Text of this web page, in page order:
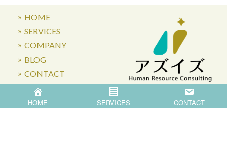
HOME
SERVICES
COMPANY
BLOG
CONTACT
〒871-0007 大分県中津市蛎瀬770
HOME SERVICES CONTACT